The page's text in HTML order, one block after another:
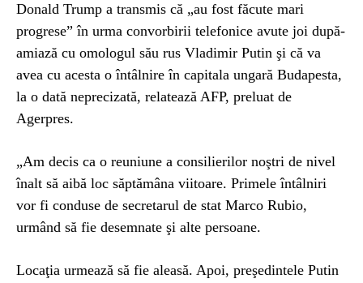
Donald Trump a transmis că „au fost făcute mari
progrese” în urma convorbirii telefonice avute joi după-
amiază cu omologul său rus Vladimir Putin şi că va
avea cu acesta o întâlnire în capitala ungară Budapesta,
la o dată neprecizată, relatează AFP, preluat de
Agerpres.
„Am decis ca o reuniune a consilierilor noştri de nivel
înalt să aibă loc săptămâna viitoare. Primele întâlniri
vor fi conduse de secretarul de stat Marco Rubio,
urmând să fie desemnate şi alte persoane.
Locaţia urmează să fie aleasă. Apoi, preşedintele Putin